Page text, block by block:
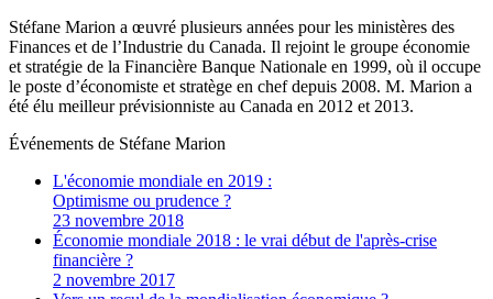
Stéfane Marion a œuvré plusieurs années pour les ministères des
Finances et de l’Industrie du Canada. Il rejoint le groupe économie
et stratégie de la Financière Banque Nationale en 1999, où il occupe
le poste d’économiste et stratège en chef depuis 2008. M. Marion a
été élu meilleur prévisionniste au Canada en 2012 et 2013.
Événements de Stéfane Marion
L'économie mondiale en 2019 :
Optimisme ou prudence ?
23 novembre 2018
Économie mondiale 2018 : le vrai début de l'après-crise
financière ?
2 novembre 2017